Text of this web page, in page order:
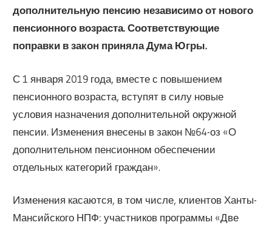
дополнительную пенсию независимо от нового
пенсионного возраста. Соответствующие
поправки в закон приняла Дума Югры.
С 1 января 2019 года, вместе с повышением
пенсионного возраста, вступят в силу новые
условия назначения дополнительной окружной
пенсии. Изменения внесены в закон №64-оз «О
дополнительном пенсионном обеспечении
отдельных категорий граждан».
Изменения касаются, в том числе, клиентов Ханты-
Мансийского НПФ: участников программы «Две